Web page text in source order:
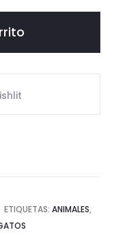
ETIQUETAS: ANIMALES,